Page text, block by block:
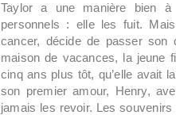
Taylor a une manière bien
personnels : elle les fuit.
cancer, décide de passer son
maison de vacances, la jeune
cinq ans plus tôt, qu’elle avait
son premier amour, Henry,
jamais les revoir. Les